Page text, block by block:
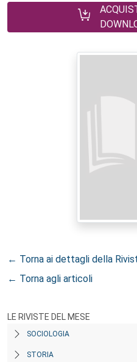
← Torna ai dettagli della
← Torna agli articoli
LE RIVISTE DEL MESE
SOCIOLOGIA
STORIA